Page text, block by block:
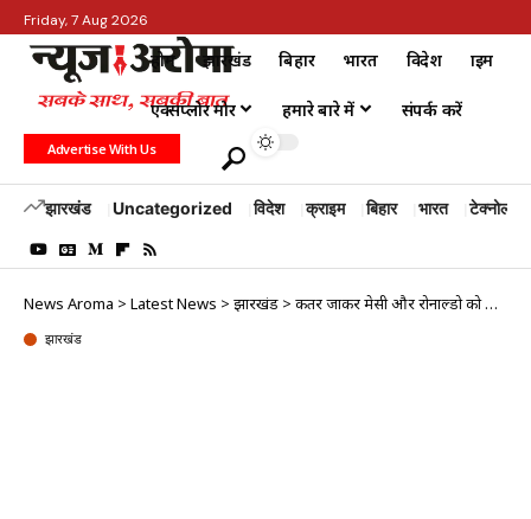
Friday, 7 Aug 2026
होम झारखंड बिहार भारत विदेश क्राइम
एक्सप्लोर मोर हमारे बारे में संपर्क करें
Advertise With Us
झारखंड Uncategorized विदेश क्राइम बिहार भारत टेक्नोलॉजी
News Aroma > Latest News > झारखंड > कतर जाकर मेसी और रोनाल्डो को विश्व कप में खेलते देखना चाहते हैं थापा
झारखंड